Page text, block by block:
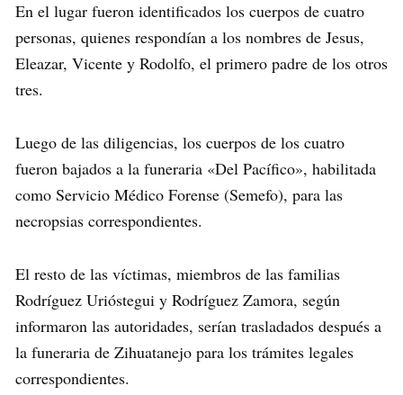
En el lugar fueron identificados los cuerpos de cuatro
personas, quienes respondían a los nombres de Jesus,
Eleazar, Vicente y Rodolfo, el primero padre de los otros
tres.
Luego de las diligencias, los cuerpos de los cuatro
fueron bajados a la funeraria «Del Pacífico», habilitada
como Servicio Médico Forense (Semefo), para las
necropsias correspondientes.
El resto de las víctimas, miembros de las familias
Rodríguez Urióstegui y Rodríguez Zamora, según
informaron las autoridades, serían trasladados después a
la funeraria de Zihuatanejo para los trámites legales
correspondientes.